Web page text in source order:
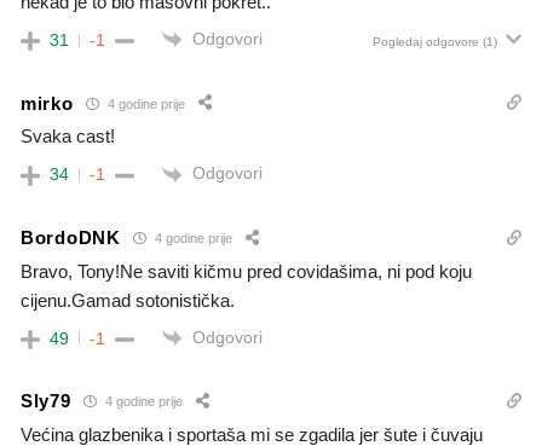
31 -1 Odgovori Pogledaj odgovore (1)
mirko 4 godine prije
Svaka cast!
34 -1 Odgovori
BordoDNK 4 godine prije
Bravo, Tony!Ne saviti kičmu pred covidašima, ni pod koju
cijenu.Gamad sotonistička.
49 -1 Odgovori
Sly79 4 godine prije
Većina glazbenika i sportaša mi se zgadila jer šute i čuvaju